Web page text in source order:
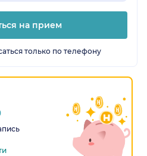
на прием
только по телефону